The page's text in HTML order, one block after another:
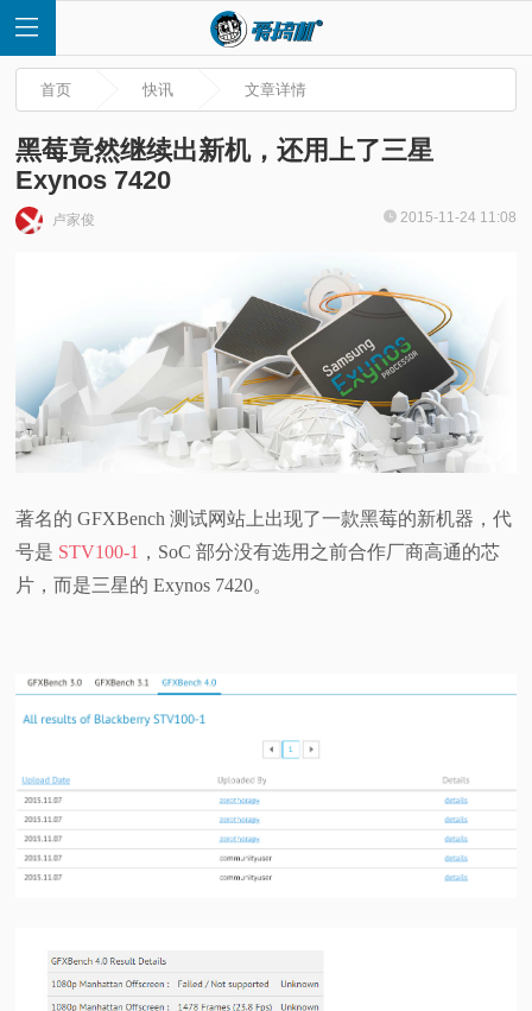
首
讯
评
测
科
体
验
首页 快讯 文章详情
黑莓竟然继续出新机，还用上了三星
Exynos 7420
卢家俊 2015-11-24 11:08
著名的 GFXBench 测试网站上出现了一款黑莓的新机器，代
号是 STV100-1 ，SoC 部分没有选用之前合作厂商高通的芯
片，而是三星的 Exynos 7420。